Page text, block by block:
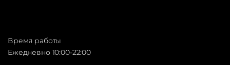
Время работы
Ежедневно 10:00-22:00